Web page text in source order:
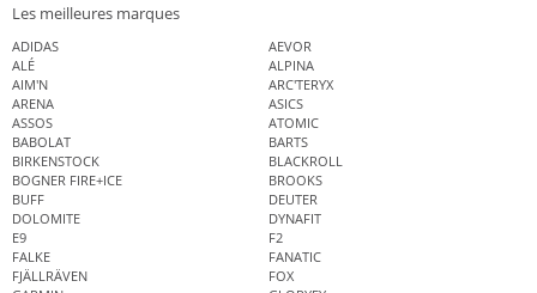
Les meilleures marques
ADIDAS
AEVOR
ALÉ
ALPINA
AIM'N
ARC'TERYX
ARENA
ASICS
ASSOS
ATOMIC
BABOLAT
BARTS
BIRKENSTOCK
BLACKROLL
BOGNER FIRE+ICE
BROOKS
BUFF
DEUTER
DOLOMITE
DYNAFIT
E9
F2
FALKE
FANATIC
FJÄLLRÄVEN
FOX